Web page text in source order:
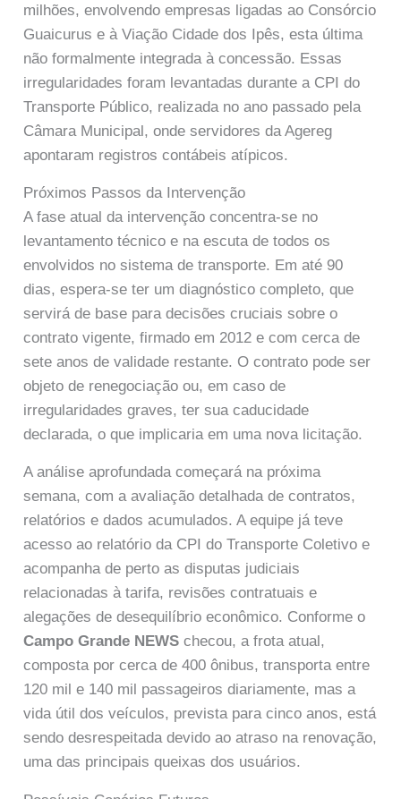
milhões, envolvendo empresas ligadas ao Consórcio
Guaicurus e à Viação Cidade dos Ipês, esta última
não formalmente integrada à concessão. Essas
irregularidades foram levantadas durante a CPI do
Transporte Público, realizada no ano passado pela
Câmara Municipal, onde servidores da Agereg
apontaram registros contábeis atípicos.
Próximos Passos da Intervenção
A fase atual da intervenção concentra-se no
levantamento técnico e na escuta de todos os
envolvidos no sistema de transporte. Em até 90
dias, espera-se ter um diagnóstico completo, que
servirá de base para decisões cruciais sobre o
contrato vigente, firmado em 2012 e com cerca de
sete anos de validade restante. O contrato pode ser
objeto de renegociação ou, em caso de
irregularidades graves, ter sua caducidade
declarada, o que implicaria em uma nova licitação.
A análise aprofundada começará na próxima
semana, com a avaliação detalhada de contratos,
relatórios e dados acumulados. A equipe já teve
acesso ao relatório da CPI do Transporte Coletivo e
acompanha de perto as disputas judiciais
relacionadas à tarifa, revisões contratuais e
alegações de desequilíbrio econômico. Conforme o
Campo Grande NEWS checou, a frota atual,
composta por cerca de 400 ônibus, transporta entre
120 mil e 140 mil passageiros diariamente, mas a
vida útil dos veículos, prevista para cinco anos, está
sendo desrespeitada devido ao atraso na renovação,
uma das principais queixas dos usuários.